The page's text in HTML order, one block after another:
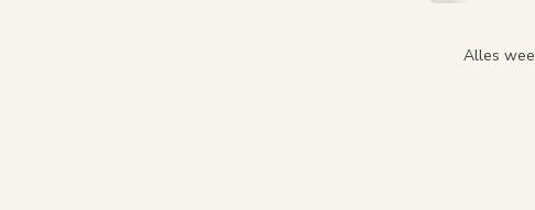
Alles